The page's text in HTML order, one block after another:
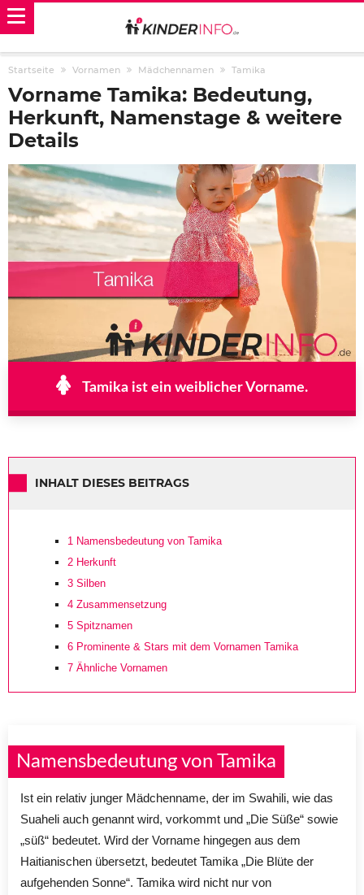
Startseite Vornamen Mädchennamen Tamika
Vorname Tamika: Bedeutung,
Herkunft, Namenstage & weitere
Details
Tamika ist ein weiblicher Vorname.
INHALT DIESES BEITRAGS
1 Namensbedeutung von Tamika
2 Herkunft
3 Silben
4 Zusammensetzung
5 Spitznamen
6 Prominente & Stars mit dem Vornamen Tamika
7 Ähnliche Vornamen
Namensbedeutung von Tamika
Ist ein relativ junger Mädchenname, der im Swahili, wie das
Suaheli auch genannt wird, vorkommt und „Die Süße“ sowie
„süß“ bedeutet. Wird der Vorname hingegen aus dem
Haitianischen übersetzt, bedeutet Tamika „Die Blüte der
aufgehenden Sonne“. Tamika wird nicht nur von